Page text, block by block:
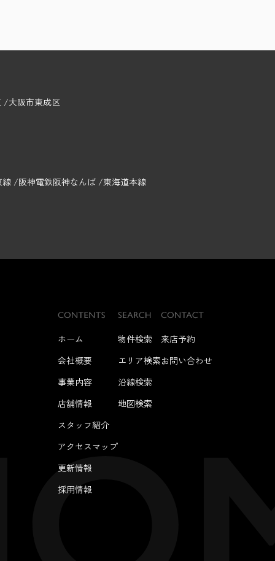
大阪市東成区
線 阪神電鉄阪神なんば 東海道本線
ホーム
会社概要
事業内容
店舗情報
スタッフ紹介
アクセスマップ
更新情報
採用情報
物件検索
エリア検索
沿線検索
地図検索
来店予約
お問い合わせ